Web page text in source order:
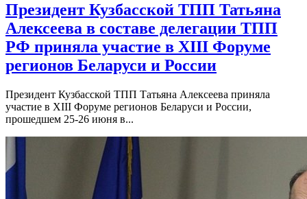
Президент Кузбасской ТПП Татьяна
Алексеева в составе делегации ТПП
РФ приняла участие в XIII Форуме
регионов Беларуси и России
Президент Кузбасской ТПП Татьяна Алексеева приняла
участие в XIII Форуме регионов Беларуси и России,
прошедшем 25-26 июня в...